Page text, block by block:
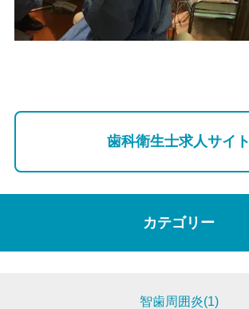
歯科衛生士求人サイト
カテゴリー
智歯周囲炎(1)